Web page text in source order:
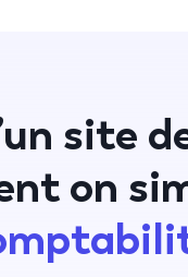
site
on